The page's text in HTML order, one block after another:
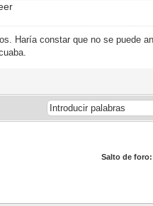
Haría constar que no se puede
Salto de foro: